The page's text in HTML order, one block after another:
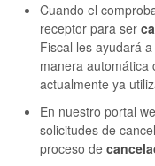
Cuando el
receptor para ser
Fiscal les ayudará
manera automática
actualmente ya
En nuestro portal
solicitudes de
proceso de